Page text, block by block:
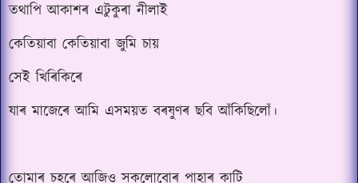
তথাপি আকাশৰ এটুকুৰা নীলাই
কেতিয়াবা কেতিয়াবা জুমি চায়
সেই খিৰিকিৰে
যাৰ মাজেৰে আমি এসময়ত বৰষুণৰ ছবি আঁকিছিলোঁ।